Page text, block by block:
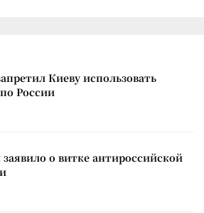
Киеву использовать
России
о витке антироссийской